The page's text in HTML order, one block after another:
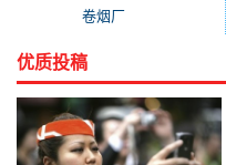
卷烟厂(154)
优质投稿